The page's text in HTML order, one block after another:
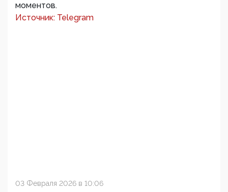
моментов.
Источник: Telegram
03 Февраля 2026 в 10:06